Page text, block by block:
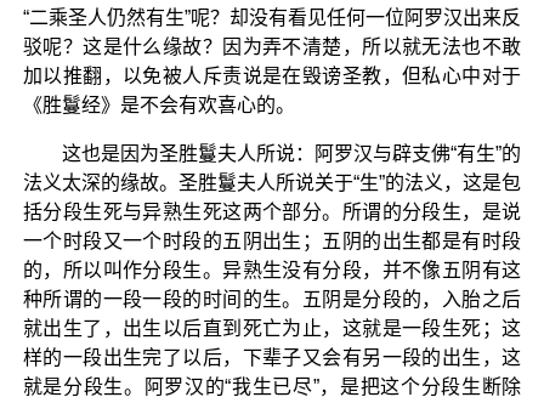
“二乘圣人仍然有生”呢？却没有看见任何一位阿罗汉出来反
驳呢？这是什么缘故？因为弄不清楚，所以就无法也不敢
加以推翻，以免被人斥责说是在毁谤圣教，但私心中对于
《胜鬘经》是不会有欢喜心的。
这也是因为圣胜鬘夫人所说：阿罗汉与辟支佛“有生”的
法义太深的缘故。圣胜鬘夫人所说关于“生”的法义，这是包
括分段生死与异熟生死这两个部分。所谓的分段生，是说
一个时段又一个时段的五阴出生；五阴的出生都是有时段
的，所以叫作分段生。异熟生没有分段，并不像五阴有这
种所谓的一段一段的时间的生。五阴是分段的，入胎之后
就出生了，出生以后直到死亡为止，这就是一段生死；这
样的一段出生完了以后，下辈子又会有另一段的出生，这
就是分段生。阿罗汉的“我生已尽”，是把这个分段生断除